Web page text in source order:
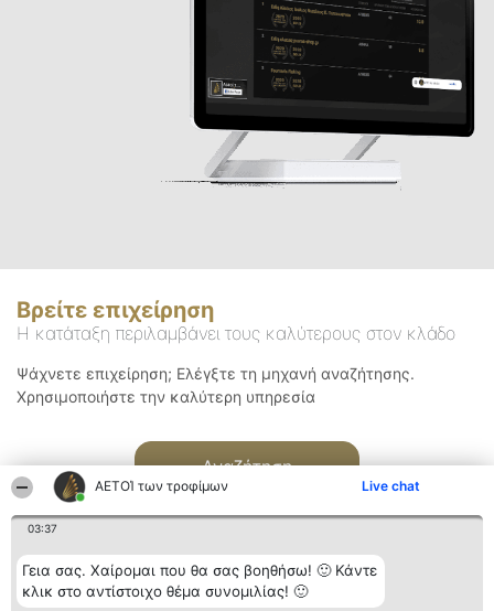
ΑΕΤΟΊ των τροφίμων Live chat
03:37
Γεια σας. Χαίρομαι που θα σας βοηθήσω! 🙂 Κάντε
κλικ στο αντίστοιχο θέμα συνομιλίας! 🙂
Βρείτε επιχείρηση
Η κατάταξη περιλαμβάνει τους καλύτερους στον κλάδο
Ψάχνετε επιχείρηση; Ελέγξτε τη μηχανή αναζήτησης.
Χρησιμοποιήστε την καλύτερη υπηρεσία
Αναζήτηση